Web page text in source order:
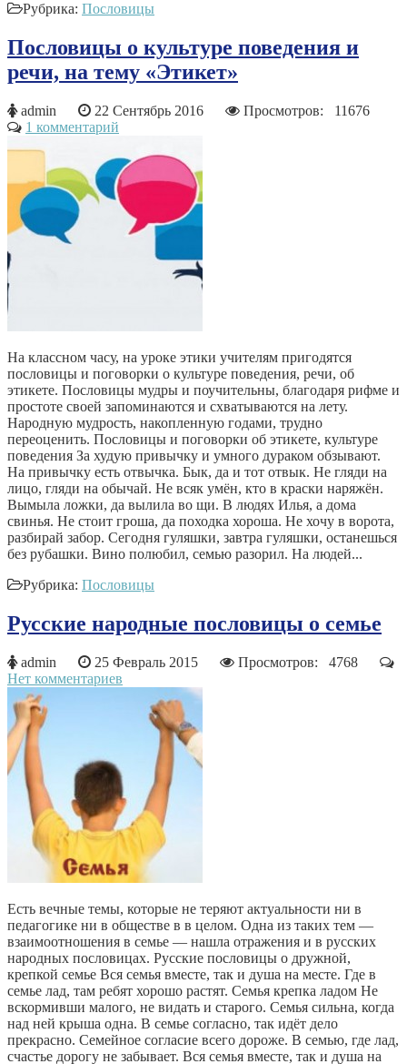
Рубрика: Пословицы
Пословицы о культуре поведения и
речи, на тему «Этикет»
admin 22 Сентябрь 2016
Просмотров: 11676
1 комментарий
На классном часу, на уроке этики учителям пригодятся
пословицы и поговорки о культуре поведения, речи, об
этикете. Пословицы мудры и поучительны, благодаря рифме и
простоте своей запоминаются и схватываются на лету.
Народную мудрость, накопленную годами, трудно
переоценить. Пословицы и поговорки об этикете, культуре
поведения За худую привычку и умного дураком обзывают.
На привычку есть отвычка. Бык, да и тот отвык. Не гляди на
лицо, гляди на обычай. Не всяк умён, кто в краски наряжён.
Вымыла ложки, да вылила во щи. В людях Илья, а дома
свинья. Не стоит гроша, да походка хороша. Не хочу в ворота,
разбирай забор. Сегодня гуляшки, завтра гуляшки, останешься
без рубашки. Вино полюбил, семью разорил. На людей...
Рубрика: Пословицы
Русские народные пословицы о семье
admin 25 Февраль 2015
Просмотров: 4768
Нет комментариев
Есть вечные темы, которые не теряют актуальности ни в
педагогике ни в обществе в в целом. Одна из таких тем —
взаимоотношения в семье — нашла отражения и в русских
народных пословицах. Русские пословицы о дружной,
крепкой семье Вся семья вместе, так и душа на месте. Где в
семье лад, там ребят хорошо растят. Семья крепка ладом Не
вскормивши малого, не видать и старого. Семья сильна, когда
над ней крыша одна. В семье согласно, так идёт дело
прекрасно. Семейное согласие всего дороже. В семью, где лад,
счастье дорогу не забывает. Вся семья вместе, так и душа на